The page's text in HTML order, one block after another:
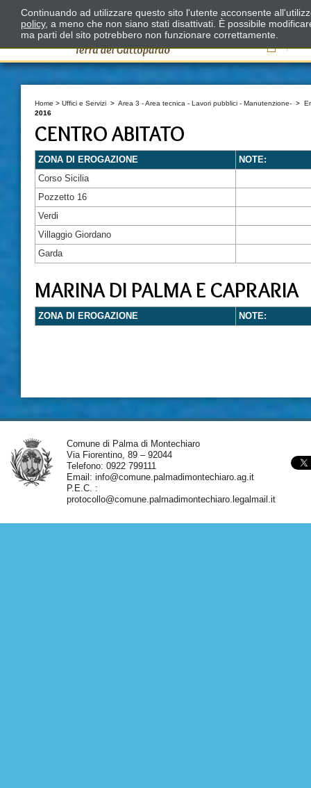
Il
Home > Uffici e Servizi > Area 3 - Area tecnica - Lavori pubblici - Manutenzione- >
2016
CENTRO ABITATO
ZONA DI EROGAZIONE
NOTE:
Corso Sicilia
Pozzetto 16
Verdi
Villaggio Giordano
Garda
MARINA DI PALMA E CAPRARIA
ZONA DI EROGAZIONE NOTE:
Comune di Palma di Montechiaro
Via Fiorentino, 89 – 92044
Telefono: 0922 799111
Email: info@comune.palmadimontechiaro.ag.it
P.E.C. :
protocollo@comune.palmadimontechiaro.legalmail.it
Continuando ad utilizzare questo sito l'utente acconsente
policy, a meno che non siano stati disattivati. È possibile
ma parti del sito potrebbero non funzionare correttamente.